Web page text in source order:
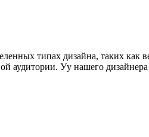
типах дизайна, таких
аудитории. Уу нашего